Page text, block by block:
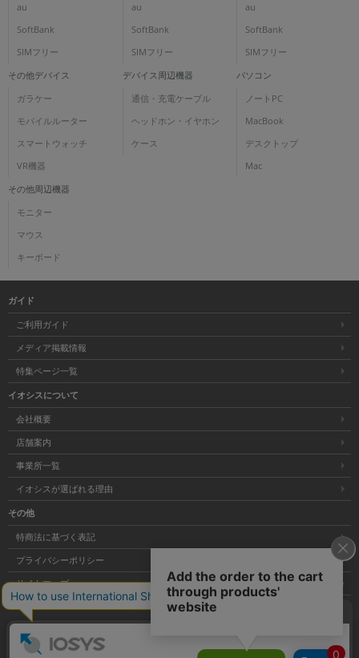
au
SoftBank
SIMフリー
au
SoftBank
SIMフリー
au
SoftBank
SIMフリー
その他デバイス
ガラケー
モバイルルーター
スマートウォッチ
VR機器
デバイス周辺機器
通信・充電ケーブル
ヘッドホン・イヤホン
ケース
パソコン
ノートPC
MacBook
デスクトップ
Mac
その他周辺機器
モニター
マウス
キーボード
ガイド
ご利用ガイド
メディア掲載情報
特集ページ一覧
イオシスについて
会社概要
店舗案内
事業所一覧
イオシスが選ばれる理由
その他
特商法に基づく表記
プライバシーポリシー
サイトマップ